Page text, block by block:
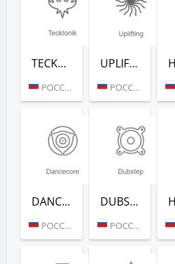
TECKTONIK (РАДИО РЕКОРД)
РОССИЯ (МОСКВА)
UPLIFTING (РАДИО РЕКОРД)
РОССИЯ (МОСКВА)
DANCECORE (РАДИО РЕКОРД)
РОССИЯ (МОСКВА)
DUBSTEP (РАДИО РЕКОРД)
РОССИЯ (МОСКВА)